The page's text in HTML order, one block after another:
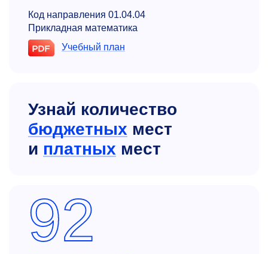
Код направления 01.04.04
Прикладная математика
Учебный план
Узнай количество
бюджетных мест
и платных мест
92